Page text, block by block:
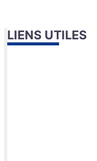
LIENS UTILES